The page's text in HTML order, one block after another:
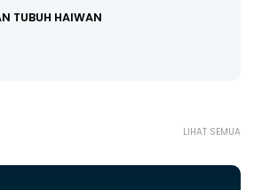
TUBUH HAIWAN
LIHAT SEMUA